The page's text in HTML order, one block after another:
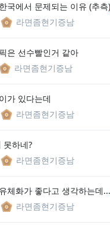
국에서 문제되는 이유 (추측)
라면좀현기증남
은 선수빨인거 같아
라면좀현기증남
가 있다는데
라면좀현기증남
못하네?
라면좀현기증남
체화가 좋다고 생각하는데...
라면좀현기증남